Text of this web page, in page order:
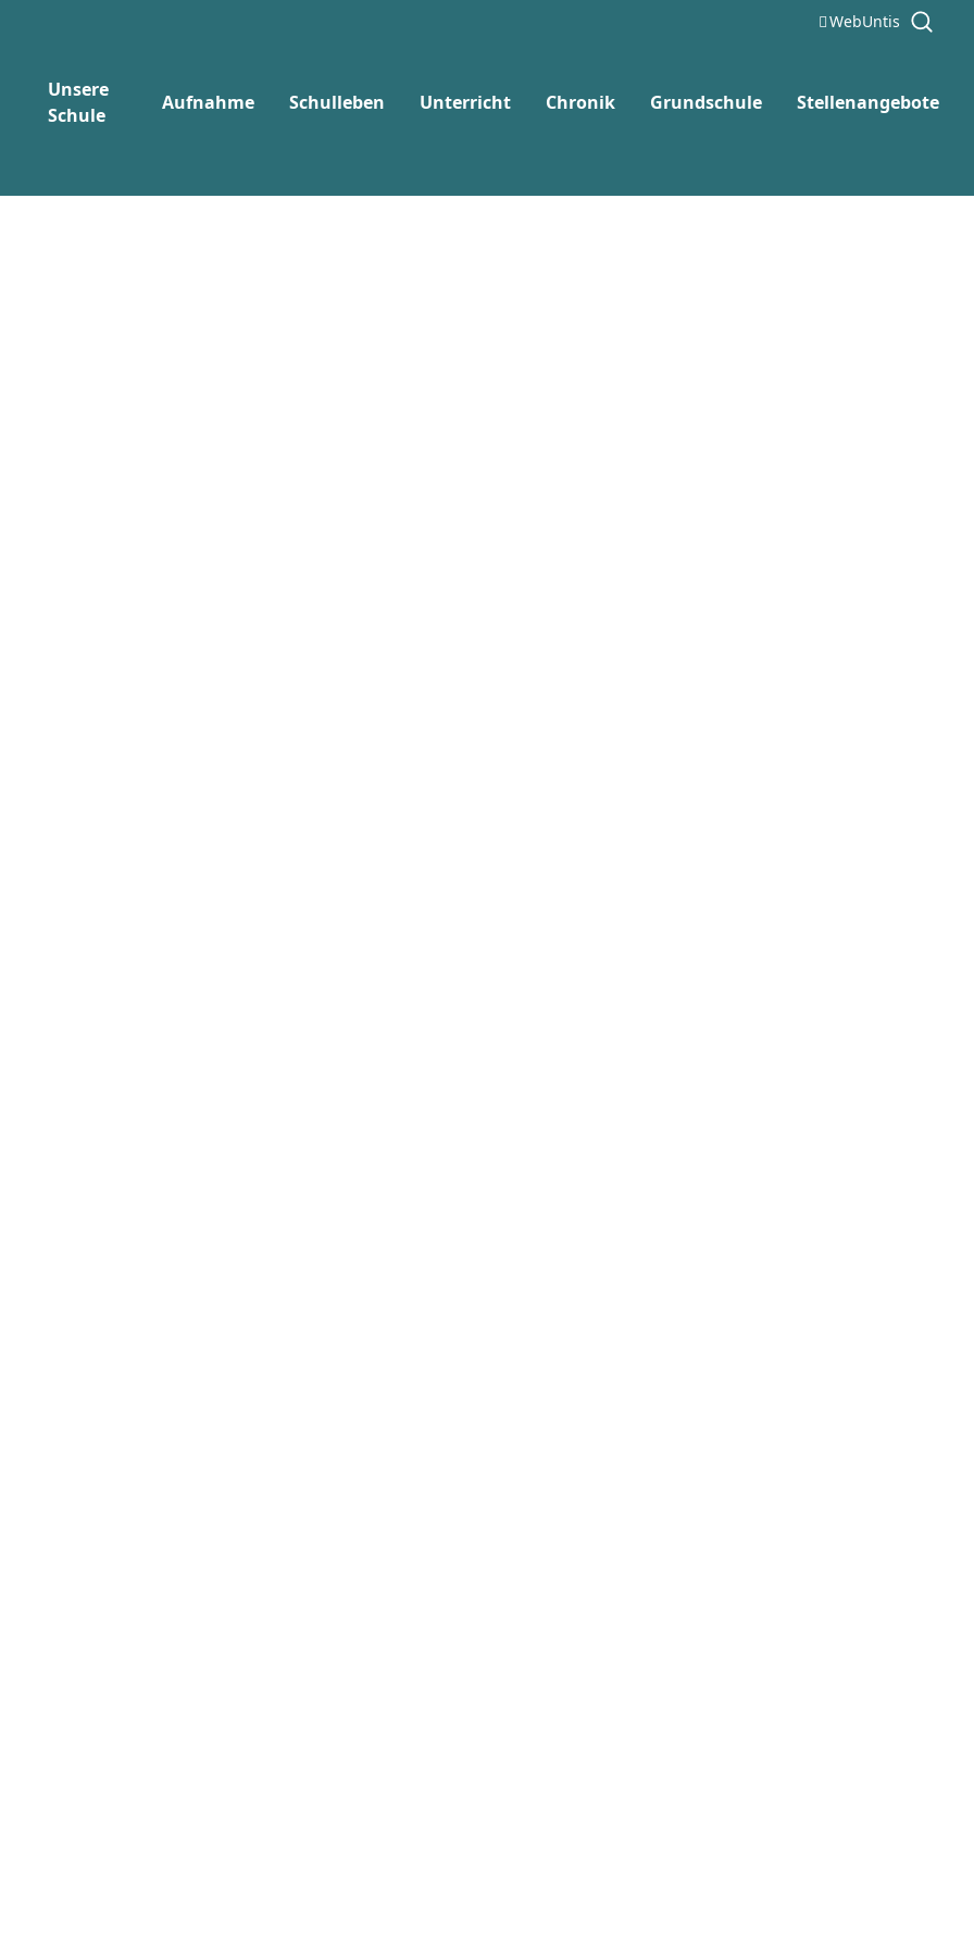
WebUntis
Unsere
Schule
Aufnahme Schulleben Unterricht Chronik Grundschule Stellenangebote